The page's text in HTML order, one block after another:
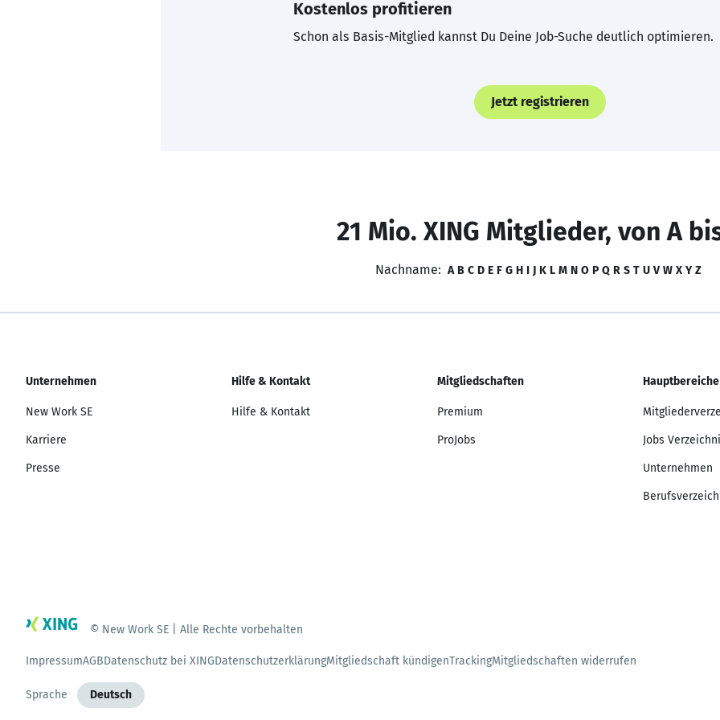
Kostenlos profitieren
Schon als Basis-Mitglied kannst Du Deine Job-Suche deutlich optimieren.
Jetzt registrieren
21 Mio. XING Mitglieder, von A
Nachname: A B C D E F G H I J K L M N O P Q R S T U V W X Y Z
Unternehmen
New Work SE
Karriere
Presse
Hilfe & Kontakt
Hilfe & Kontakt
Mitgliedschaften
Premium
ProJobs
Hauptbereiche
Jobs
Unternehmen
© New Work SE | Alle Rechte vorbehalten
ImpressumAGBDatenschutz bei XINGDatenschutzerklärungMitgliedschaft kündigenTrackingMitgliedschaften widerrufen
Sprache Deutsch